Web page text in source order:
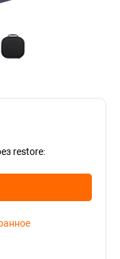
restore: